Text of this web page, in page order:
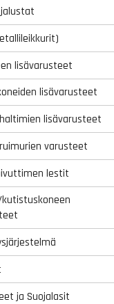
lisävarusteet
lisävarusteet
lisävarusteet
varusteet
lestit
ja Suojalasit